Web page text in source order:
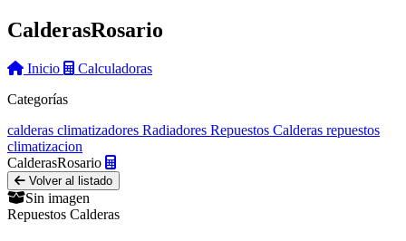
CalderasRosario
Inicio
Calculadoras
Categorías
calderas climatizadores Radiadores Repuestos Calderas repuestos
climatizacion
CalderasRosario
Volver al listado
Sin imagen
Repuestos Calderas